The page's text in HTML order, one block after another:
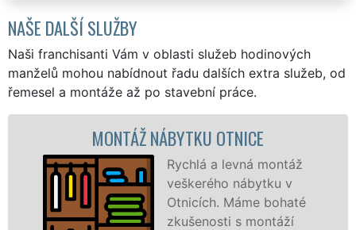
NAŠE DALŠÍ SLUŽBY
Naši franchisanti Vám v oblasti služeb hodinových
manželů mohou nabídnout řadu dalších extra služeb, od
řemesel a montáže až po stavební práce.
MONTÁŽ NÁBYTKU OTNICE
Rychlá a levná montáž
veškerého nábytku v
Otnicích. Máme bohaté
zkušenosti s montáží